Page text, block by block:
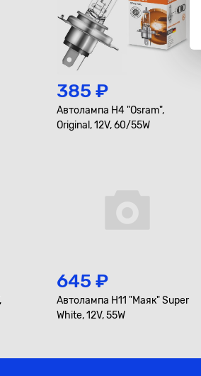
385 ₽
Автолампа H4 "Osram",
Original, 12V, 60/55W
645 ₽
Автолампа H11 "Маяк" Super
White, 12V, 55W